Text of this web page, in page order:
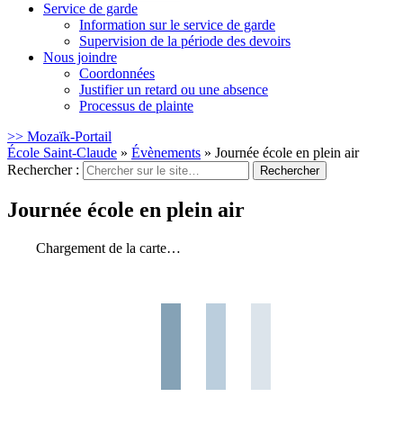
Service de garde
Information sur le service de garde
Supervision de la période des devoirs
Nous joindre
Coordonnées
Justifier un retard ou une absence
Processus de plainte
>> Mozaïk-Portail
École Saint-Claude » Évènements » Journée école en plein air
Rechercher :
Journée école en plein air
Chargement de la carte…